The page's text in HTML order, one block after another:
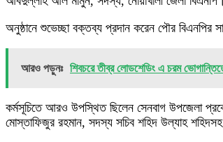
​অনুষ্ঠানে শুভেচ্ছা বক্তব্য প্রদান করেন পৌর বিএনপির
আরও পড়ুনঃ শিবচরে তীব্র লোডশেডিং এ চরম
​কর্মসূচিতে আরও উপস্থিত ছিলেন সেনবাগ উপজেলা
মোস্তাফিজুর রহমান, সদস্য সচিব শহিদ উল্যাহ শহিদসহ